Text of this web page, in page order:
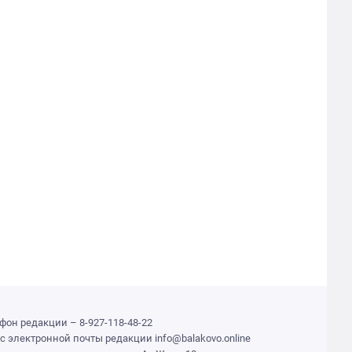
редакции – 8-927-118-48-22
электронной почты редакции info@balakovo.online